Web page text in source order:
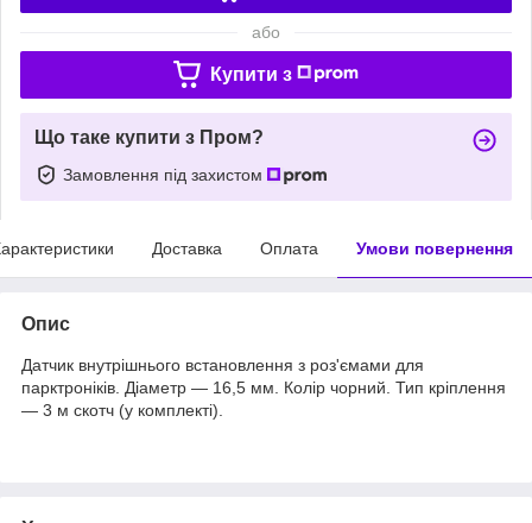
або
Купити з
Що таке купити з Пром?
Замовлення під захистом
Доставка Оплата Умови повернення
Опис
Датчик внутрішнього встановлення з роз'ємами для
парктроніків. Діаметр — 16,5 мм. Колір чорний. Тип кріплення
— 3 м скотч (у комплекті).